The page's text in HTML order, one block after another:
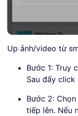
Up ảnh/video từ
Bước 1: Truy
Sau đấy click
Bước 2:
tiếp lên. Nếu